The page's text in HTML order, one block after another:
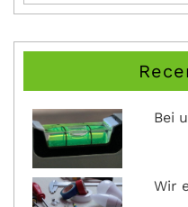
Bei
Wir